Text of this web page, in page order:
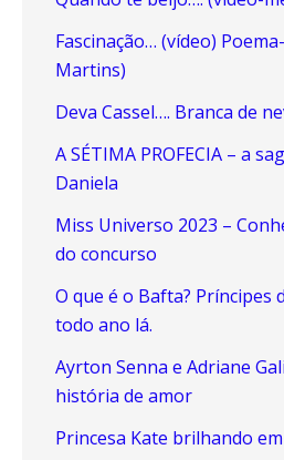
Fascinação… (vídeo)
Martins)
Deva Cassel…. Branca de
A SÉTIMA PROFECIA – a
Daniela
Miss Universo 2023 –
do concurso
O que é o Bafta? Príncipes
todo ano lá.
Ayrton Senna e Adriane
história de amor
Princesa Kate brilhando